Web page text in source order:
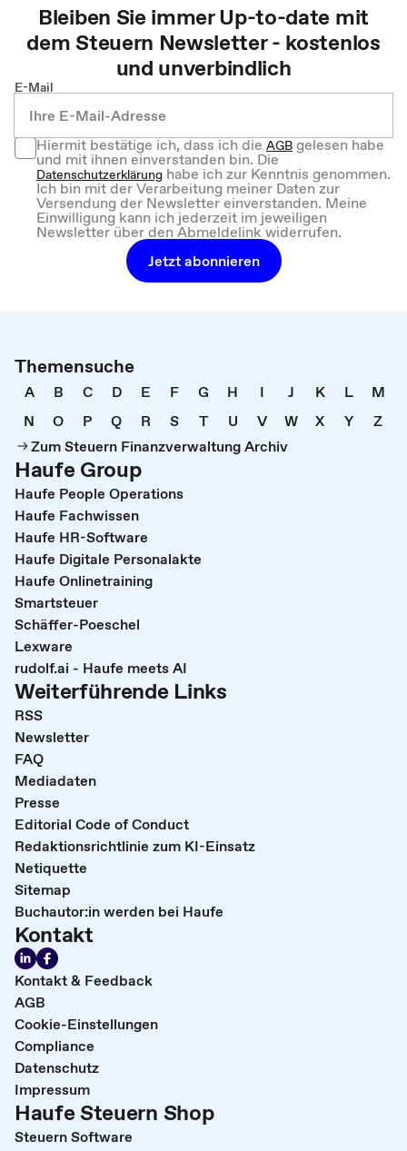
Bleiben Sie immer Up-to-date mit
demSteuern Newsletter - kostenlos
und unverbindlich
E-Mail
Hiermit bestätige ich, dass ich dieAGBgelesen habe
und mit ihnen einverstanden bin. Die
Datenschutzerklärung habe ich zur Kenntnis genommen.
Ich bin mit der Verarbeitung meiner Daten zur
Versendung der Newsletter einverstanden. Meine
Einwilligung kann ich jederzeit im jeweiligen
Newsletter über den Abmeldelink widerrufen.
Jetzt abonnieren
Themensuche
A B C D E F G H I J K L
M
N
O P Q R S T U V W X Y
Z
Zum Steuern Finanzverwaltung Archiv
Haufe Group
Haufe People Operations
Haufe Fachwissen
Haufe HR-Software
Haufe Digitale Personalakte
Haufe Onlinetraining
Smartsteuer
Schäffer-Poeschel
Lexware
rudolf.ai - Haufe meets AI
Weiterführende Links
RSS
Newsletter
FAQ
Mediadaten
Presse
Editorial Code of Conduct
Redaktionsrichtlinie zum KI-Einsatz
Netiquette
Sitemap
Buchautor:in werden bei Haufe
Kontakt
Kontakt & Feedback
AGB
Cookie-Einstellungen
Compliance
Datenschutz
Impressum
Haufe Steuern Shop
Steuern Software